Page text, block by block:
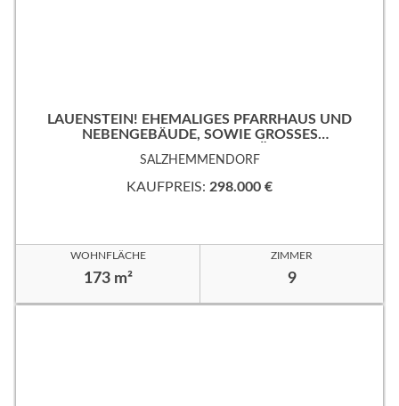
LAUENSTEIN! EHEMALIGES PFARRHAUS UND
NEBENGEBÄUDE, SOWIE GROSSES
SALZHEMMENDORF
KAUFPREIS: 298.000 €
WOHNFLÄCHE
173 m²
ZIMMER
9